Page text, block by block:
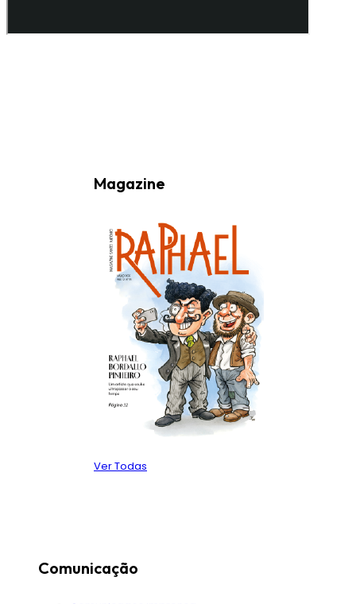
Magazine
Ver Todas
Comunicação